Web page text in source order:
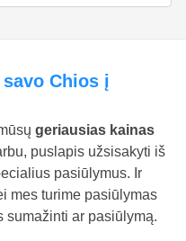
geriausias kainas
puslapis užsisakyti iš
pasiūlymus. Ir
mes turime pasiūlymas
sumažinti ar pasiūlymą.